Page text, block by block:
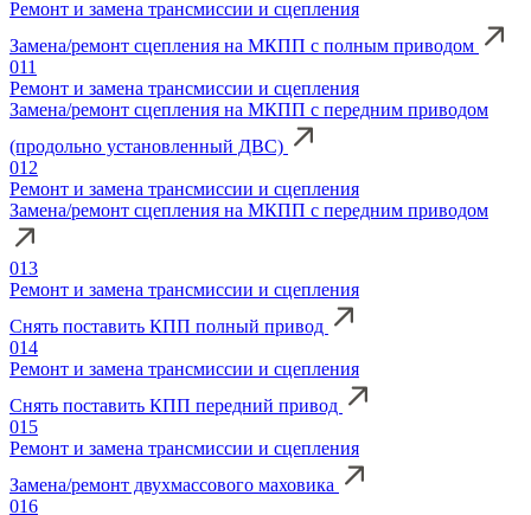
Ремонт и замена трансмиссии и сцепления
Замена/ремонт сцепления на МКПП с полным приводом
011
Ремонт и замена трансмиссии и сцепления
Замена/ремонт сцепления на МКПП с передним приводом
(продольно установленный ДВС)
012
Ремонт и замена трансмиссии и сцепления
Замена/ремонт сцепления на МКПП с передним приводом
013
Ремонт и замена трансмиссии и сцепления
Снять поставить КПП полный привод
014
Ремонт и замена трансмиссии и сцепления
Снять поставить КПП передний привод
015
Ремонт и замена трансмиссии и сцепления
Замена/ремонт двухмассового маховика
016